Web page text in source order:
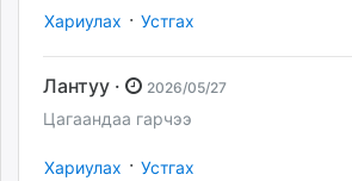
Хариулах · Устгах
Лантуу · 2026/05/27
Цагаандаа гарчээ
Хариулах · Устгах